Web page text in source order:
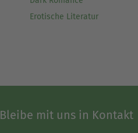
Erotische Literatur
Bleibe mit uns in Kontakt